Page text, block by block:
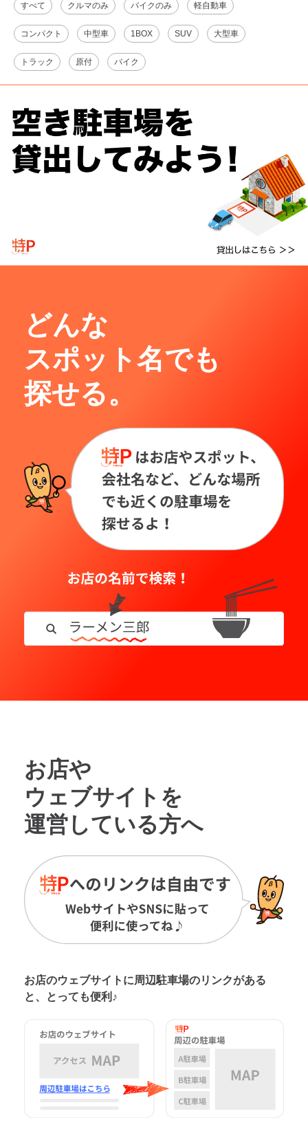
すべて クルマのみ バイクのみ 軽自動車
コンパクト 中型車 1BOX SUV 大型車
トラック 原付 バイク
どんな
スポット名でも
探せる。
お店や
ウェブサイトを
運営している方へ
お店のウェブサイトに周辺駐車場のリンクがある
と、とっても便利♪